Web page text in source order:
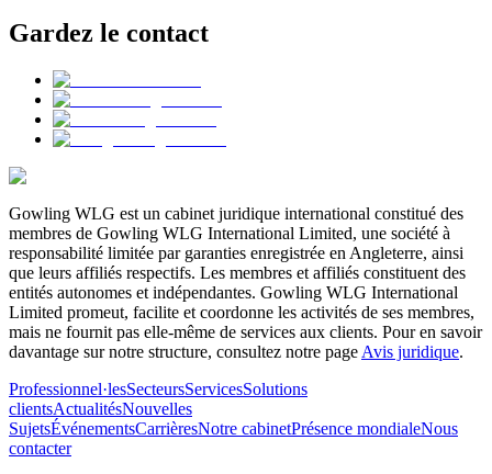
Gardez le contact
Gowling WLG est un cabinet juridique international constitué des
membres de Gowling WLG International Limited, une société à
responsabilité limitée par garanties enregistrée en Angleterre, ainsi
que leurs affiliés respectifs. Les membres et affiliés constituent des
entités autonomes et indépendantes. Gowling WLG International
Limited promeut, facilite et coordonne les activités de ses membres,
mais ne fournit pas elle-même de services aux clients. Pour en savoir
davantage sur notre structure, consultez notre page Avis juridique.
Professionnel·lesSecteursServicesSolutions
clientsActualitésNouvelles
SujetsÉvénementsCarrièresNotre cabinetPrésence mondialeNous
contacter